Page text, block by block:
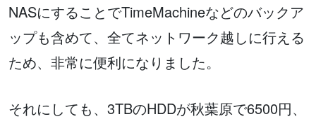
NASにすることでTimeMachineなどのバックア
ップも含めて、全てネットワーク越しに行える
ため、非常に便利になりました。
それにしても、3TBのHDDが秋葉原で6500円、